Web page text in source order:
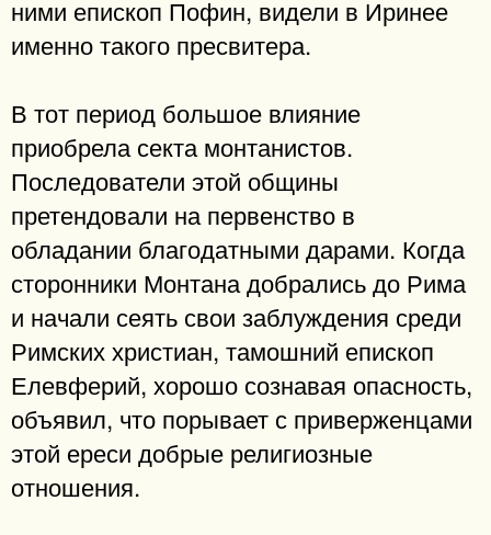
ними епископ Пофин, видели в Иринее
именно такого пресвитера.
В тот период большое влияние
приобрела секта монтанистов.
Последователи этой общины
претендовали на первенство в
обладании благодатными дарами. Когда
сторонники Монтана добрались до Рима
и начали сеять свои заблуждения среди
Римских христиан, тамошний епископ
Елевферий, хорошо сознавая опасность,
объявил, что порывает с приверженцами
этой ереси добрые религиозные
отношения.